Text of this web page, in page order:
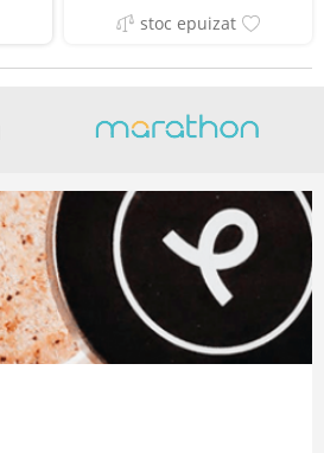
stoc epuizat